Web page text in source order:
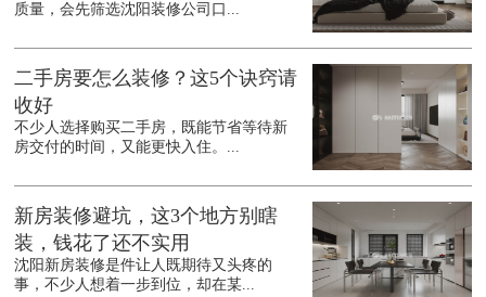
质量，会先筛选沈阳装修公司口...
二手房要怎么装修？这5个诀窍请
收好
不少人选择购买二手房，既能节省等待新
房交付的时间，又能更快入住。...
新房装修避坑，这3个地方别瞎
装，钱花了还不实用
沈阳新房装修是件让人既期待又头疼的
事，不少人想着一步到位，却在某...